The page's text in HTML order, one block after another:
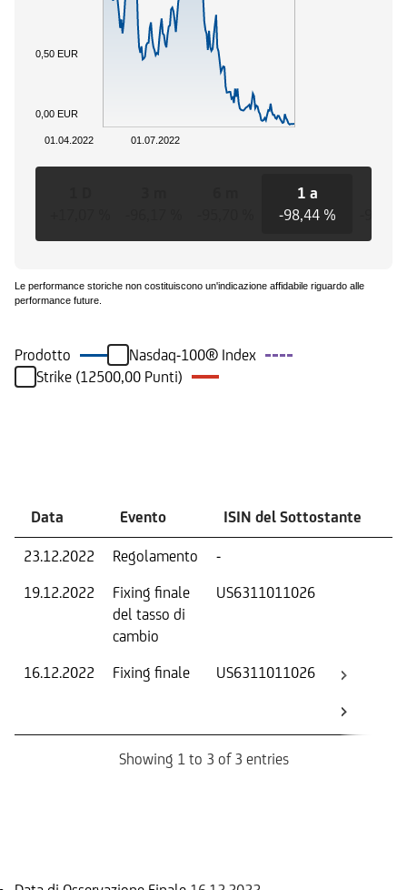
01.07.2022
01.04.2022
0,00 EUR
0,50 EUR
1 a
-98,44 %
Le performance storiche non costituiscono un'indicazione affidabile riguardo alle
performance future.
Prodotto
Nasdaq-100® Index
Strike (12500,00 Punti)
Data Evento ISIN del Sottostante
23.12.2022 Regolamento -
19.12.2022
Fixing finale
del tasso di
cambio
US6311011026
16.12.2022 Fixing finale US6311011026
Showing 1 to 3 of 3 entries